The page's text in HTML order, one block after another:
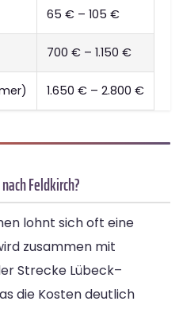
65 € – 105 €
700 € – 1.150 €
1.650 € – 2.800 €
Feldkirch?
lohnt sich oft eine
zusammen mit
Strecke Lübeck–
die Kosten deutlich